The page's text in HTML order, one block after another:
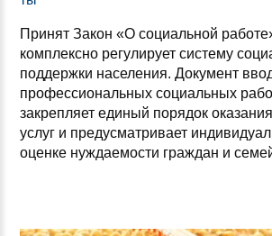
Принят Закон «О социальной
комплексно регулирует систему
поддержки населения. Документ
профессиональных социальных
закрепляет единый порядок
услуг и предусматривает
оценке нуждаемости граждан и